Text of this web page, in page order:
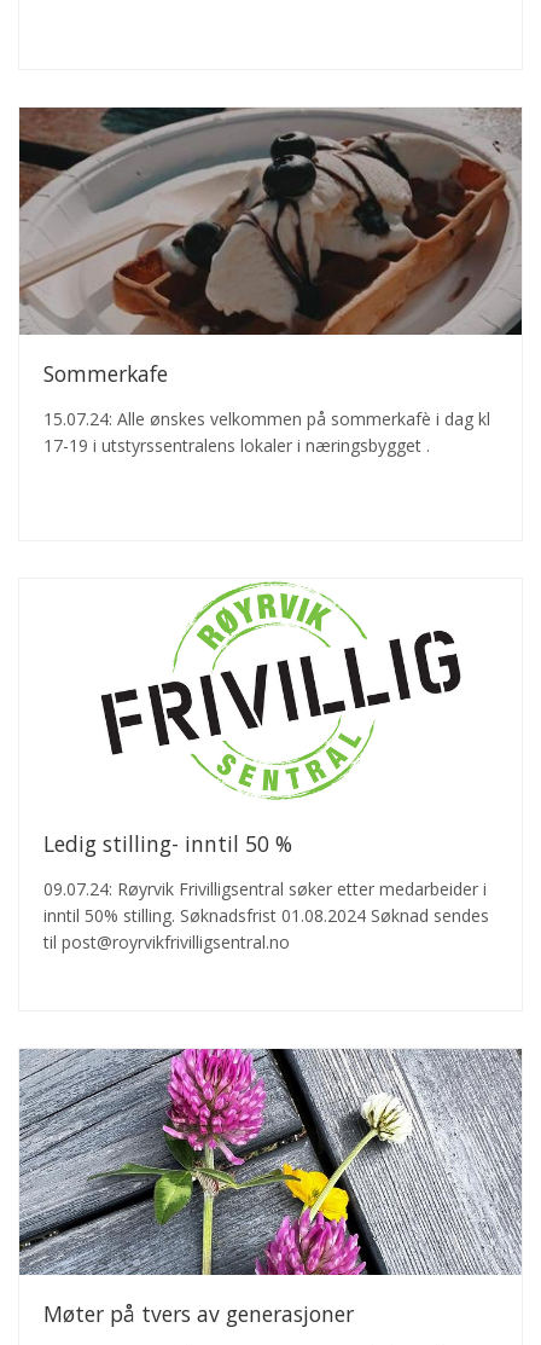
Sommerkafe
15.07.24: Alle ønskes velkommen på sommerkafè i dag kl
17-19 i utstyrssentralens lokaler i næringsbygget .
Ledig stilling- inntil 50 %
09.07.24: Røyrvik Frivilligsentral søker etter medarbeider i
inntil 50% stilling. Søknadsfrist 01.08.2024 Søknad sendes
til post@royrvikfrivilligsentral.no
Møter på tvers av generasjoner